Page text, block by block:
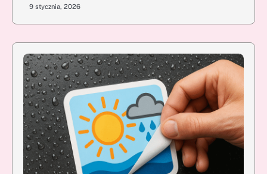
9 stycznia, 2026